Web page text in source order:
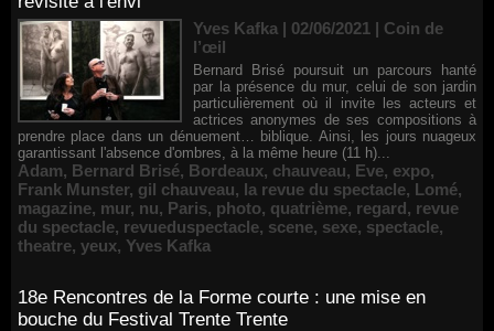
Yves Kafka | 02/06/2021 | Coin de
l’œil
Bernard Brisé poursuit un parcours hanté
par la présence du mur, celui de son jardin
particulièrement où il invite les acteurs et
actrices anonymes de ses compositions à
prendre place dans un dénuement… biblique. Ainsi, les jours nuageux
garantissant l'absence d'ombres, à la même heure (11 h)...
Adam, Bernard Brisé, Bordeaux, chauveau, Eve, expo,
Frank Munster, gil chauveau, la revue du spectacle, Lomé,
magazine, mur, nu, Paris, photo, quatrième, regard, revue
du spectacle, revueduspectacle, scene, sexe, spectacle,
theatre, yeux, Yves Kafka
18e Rencontres de la Forme courte : une mise en
bouche du Festival Trente Trente